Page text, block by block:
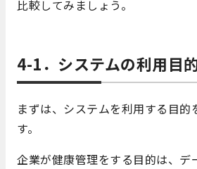
比較してみましょう。
4-1．システムの利用目
まずは、システムを利用する目的
す。
企業が健康管理をする目的は、デ